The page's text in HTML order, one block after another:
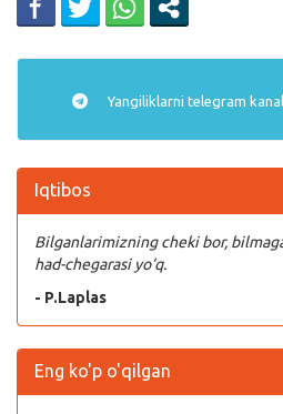
Yangiliklarni telegram
Iqtibos
Bilganlarimizning cheki bor,
had-chegarasi yo‘q.
- P.Laplas
Eng ko'p o'qilgan